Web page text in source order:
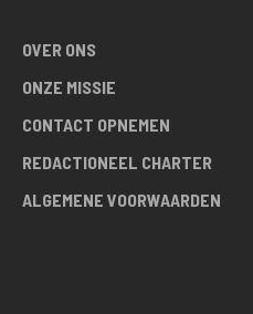
OVER ONS
ONZE MISSIE
CONTACT OPNEMEN
REDACTIONEEL CHARTER
ALGEMENE VOORWAARDEN